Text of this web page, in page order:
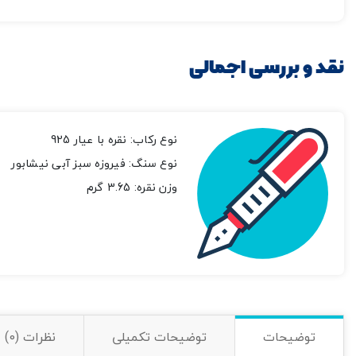
نقد و بررسی اجمالی
نوع رکاب: نقره با عیار 925
نوع سنگ: فیروزه سبز آبی نیشابور
وزن نقره: 3.65 گرم
توضیحات توضیحات تکمیلی نظرات (0)